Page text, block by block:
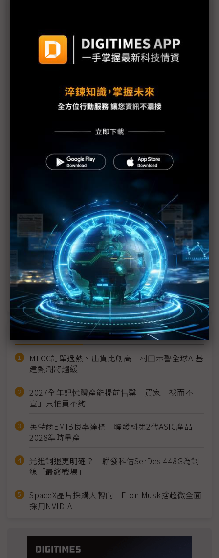
太陽能電池
低軌衛星加速解鎖商用潛力 PCB供應商競爭熱度看
廌家看好低軌衛星持續放量 中長期成長瞄準量子與
Elon Musk盼SpaceX儘快上市 同步推進Tesla自駕
SpaceX最快6月12日上市 拚史上規模最大IPO
美國電信三雄罕見聯手 發展衛星直連手機覆蓋收訊
【漫圖秒懂】Starlink服務進駐空軍一號 美國總統
專機連網升級
<< 1
近７天熱門報導
MLCC訂單過熱、出貨比創高 村田示警全球AI基
建熱潮將趨緩
2027全年記憶體產能提前售罄 買家「祕而不
宣」只怕買不夠
英特爾EMIB良率達標 聯發科第2代ASIC產品
2028準時量產
光進銅退更明確？ 聯發科估SerDes 448G為銅
線「最終戰場」
SpaceX晶片採購大轉向 Elon Musk捨超微全面
採用NVIDIA